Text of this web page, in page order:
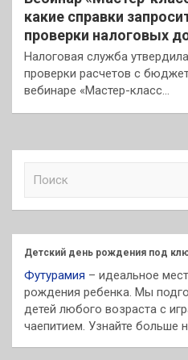
какие справки
проверки налоговых
Налоговая служба
проверки расчетов с
вебинаре «Мастер-класс…
к
Детский день рождения под
Футурамия – идеальное
рождения ребенка. Мы
детей любого возраста с
чаепитием. Узнайте больше